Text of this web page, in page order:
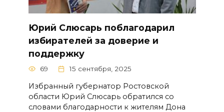
Юрий Слюсарь поблагодарил
избирателей за доверие и
поддержку
69 15 сентября, 2025
Избранный губернатор Ростовской
области Юрий Слюсарь обратился со
словами благодарности к жителям Дона